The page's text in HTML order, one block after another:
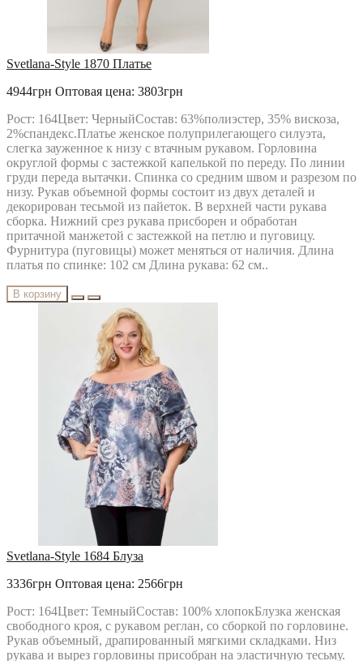
MIA MODA
MICHEL STYLE
MICHEL-CHIC
MIRA-FASHION
MUBLIZ
NEEDLE REVERTEX
NINELE
NOVA LINE
ORHIDEYA LUX
PIRS
PRETTY
PUR PUR
RIVOLI
RUNELLA
SODA
Svetlana-Style
test_producer
VESNALETTO
VILENA FASHION
VITTORIA QUEEN
БелЭльСтиль
ОРХИДЕЯ
РАСПРОДАЖА
Твой Имидж
Svetlana-Style 1870 Платье
4944грн Оптовая цена: 3803грн
Рост: 164Цвет: ЧерныйСостав: 63%полиэстер, 35% вискоза,
2%спандекс.Платье женское полуприлегающего силуэта,
слегка зауженное к низу с втачным рукавом. Горловина
округлой формы с застежкой капелькой по переду. По линии
груди переда вытачки. Спинка со средним швом и разрезом по
низу. Рукав объемной формы состоит из двух деталей и
декорирован тесьмой из пайеток. В верхней части рукава
сборка. Нижний срез рукава присборен и обработан
притачной манжетой с застежкой на петлю и пуговицу.
Фурнитура (пуговицы) может меняться от наличия. Длина
платья по спинке: 102 см Длина рукава: 62 см..
В корзину
Svetlana-Style 1684 Блуза
3336грн Оптовая цена: 2566грн
Рост: 164Цвет: ТемныйСостав: 100% хлопокБлузка женская
свободного кроя, с рукавом реглан, со сборкой по горловине.
Рукав объемный, драпированный мягкими складками. Низ
рукава и вырез горловины присобран на эластичную тесьму.